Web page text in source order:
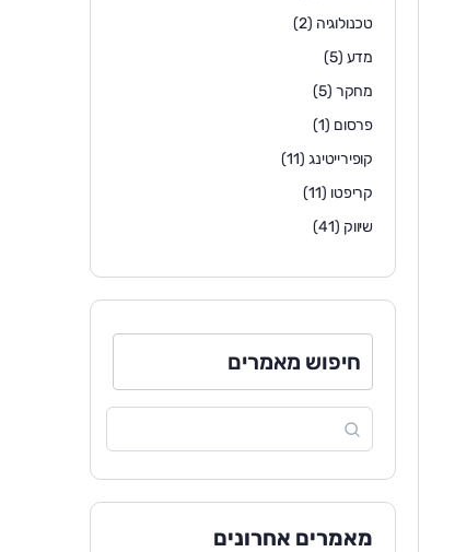
טכנולוגיה (2)
מדע (5)
מחקר (5)
פרסום (1)
קופירייטינג(11)
קריפטו (11)
שיווק (41)
חיפוש מאמרים
מאמרים אחרונים